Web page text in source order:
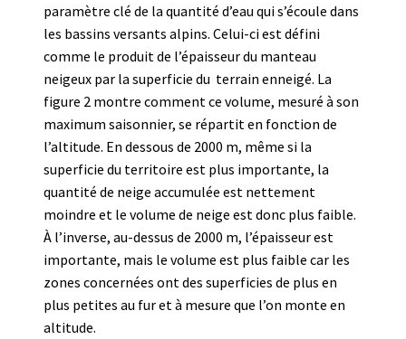
paramètre clé de la quantité d’eau qui s’écoule dans
les bassins versants alpins. Celui-ci est défini
comme le produit de l’épaisseur du manteau
neigeux par la superficie du terrain enneigé. La
figure 2 montre comment ce volume, mesuré à son
maximum saisonnier, se répartit en fonction de
l’altitude. En dessous de 2000 m, même si la
superficie du territoire est plus importante, la
quantité de neige accumulée est nettement
moindre et le volume de neige est donc plus faible.
À l’inverse, au-dessus de 2000 m, l’épaisseur est
importante, mais le volume est plus faible car les
zones concernées ont des superficies de plus en
plus petites au fur et à mesure que l’on monte en
altitude.